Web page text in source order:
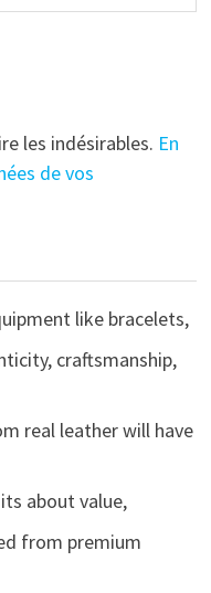
les indésirables. En
de vos
like bracelets,
craftsmanship,
real leather will have
about value,
from premium